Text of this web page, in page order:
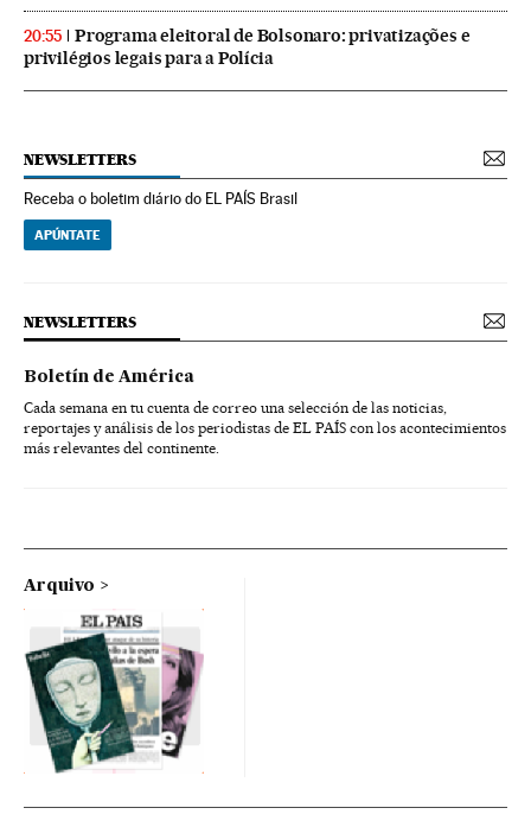
20:55
Programa eleitoral de Bolsonaro: privatizações e
privilégios legais para a Polícia
NEWSLETTERS
Receba o boletim diário do EL PAÍS Brasil
APÚNTATE
NEWSLETTERS
Boletín de América
Cada semana en tu cuenta de correo una selección de las noticias,
reportajes y análisis de los periodistas de EL PAÍS con los acontecimientos
más relevantes del continente.
Arquivo